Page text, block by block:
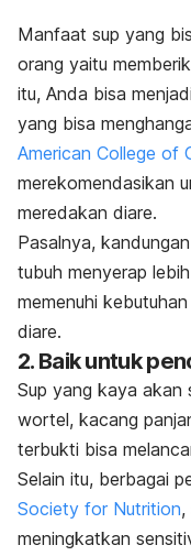
Manfaat sup yang
orang yaitu
itu, Anda bisa
yang bisa
American College of
merekomendasikan
meredakan diare.
Pasalnya,
tubuh menyerap
memenuhi
diare.
2. Baik untuk
Sup yang kaya akan
wortel, kacang
terbukti bisa
Selain itu, berbagai
Society for Nutrition,
meningkatkan